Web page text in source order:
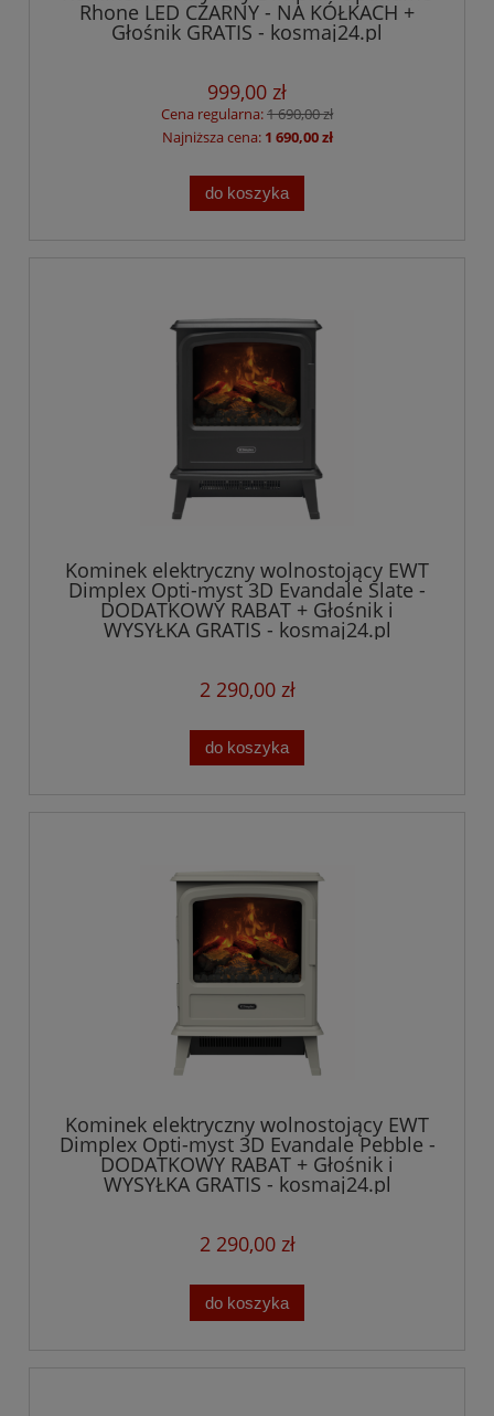
Rhone LED CZARNY - NA KÓŁKACH +
Głośnik GRATIS - kosmaj24.pl
999,00 zł
Cena regularna:1 690,00 zł
Najniższa cena: 1 690,00 zł
do koszyka
Kominek elektryczny wolnostojący EWT
Dimplex Opti-myst 3D Evandale Slate -
DODATKOWY RABAT + Głośnik i
WYSYŁKA GRATIS - kosmaj24.pl
2 290,00 zł
do koszyka
Kominek elektryczny wolnostojący EWT
Dimplex Opti-myst 3D Evandale Pebble -
DODATKOWY RABAT + Głośnik i
WYSYŁKA GRATIS - kosmaj24.pl
2 290,00 zł
do koszyka